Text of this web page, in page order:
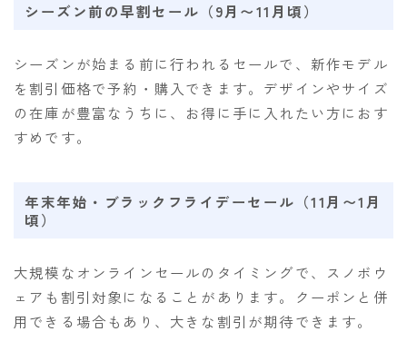
シーズン前の早割セール（9月〜11月頃）
シーズンが始まる前に行われるセールで、新作モデル
を割引価格で予約・購入できます。デザインやサイズ
の在庫が豊富なうちに、お得に手に入れたい方におす
すめです。
年末年始・ブラックフライデーセール（11月〜1月
頃）
大規模なオンラインセールのタイミングで、スノボウ
ェアも割引対象になることがあります。クーポンと併
用できる場合もあり、大きな割引が期待できます。